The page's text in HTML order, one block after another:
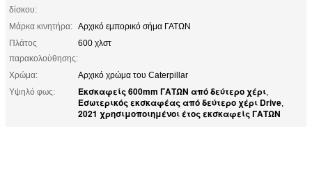
δίσκου:
Μάρκα κινητήρα: Αρχικό εμπορικό σήμα ΓΑΤΩΝ
Πλάτος
παρακολούθησης:
600 χλστ
Χρώμα:
Αρχικό χρώμα του Caterpillar
Υψηλό φως:
Εκσκαφείς 600mm ΓΑΤΩΝ από δεύτερο χέρι,
Εσωτερικός εκσκαφέας από δεύτερο χέρι Drive,
2021 χρησιμοποιημένοι έτος εκσκαφείς ΓΑΤΩΝ